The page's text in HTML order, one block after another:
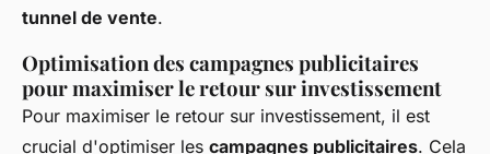
tunnel de vente.
Optimisation des campagnes publicitaires
pour maximiser le retour sur investissement
Pour maximiser le retour sur investissement, il est
crucial d'optimiser les campagnes publicitaires. Cela